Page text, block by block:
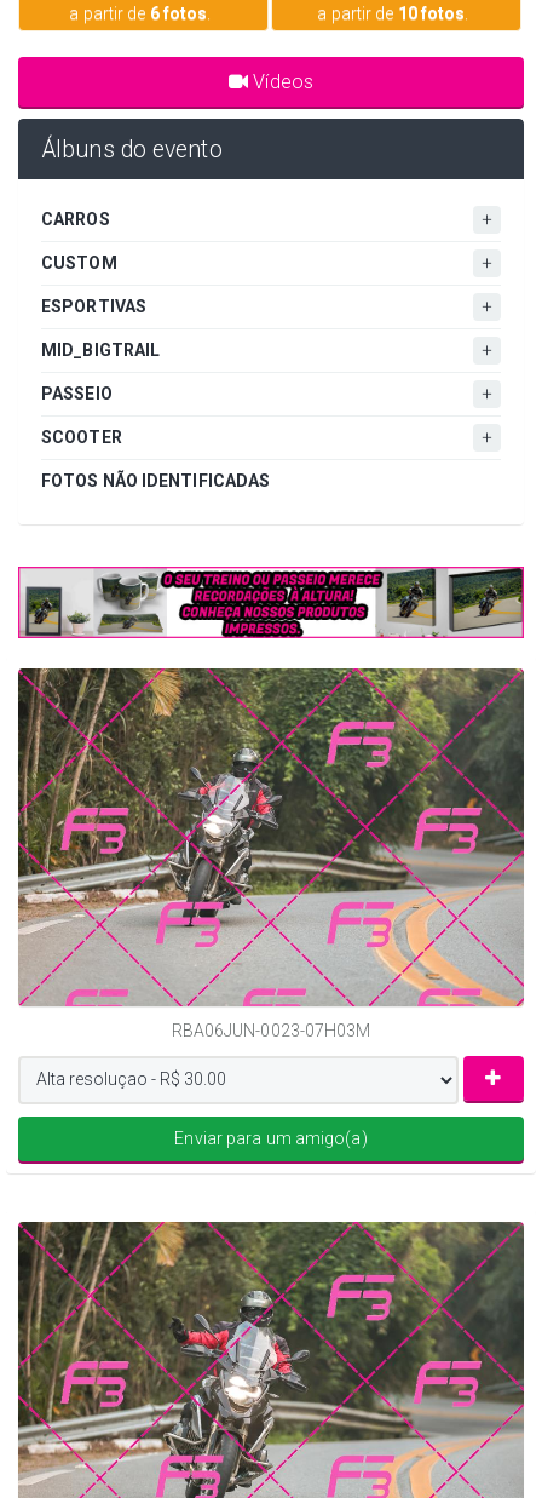
a partir de 6 fotos
a partir de 10 fotos
Vídeos
Álbuns do evento
CARROS
CUSTOM
ESPORTIVAS
MID_BIGTRAIL
PASSEIO
SCOOTER
FOTOS NÃO IDENTIFICADAS
RBA06JUN-0023-07H03M
Enviar para um amigo(a)